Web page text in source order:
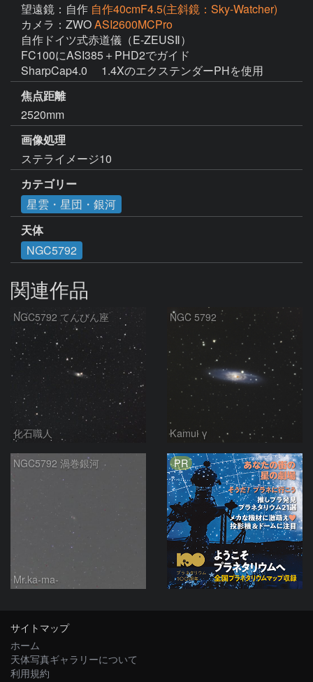
望遠鏡：自作 自作40cmF4.5(主斜鏡：Sky-Watcher)
カメラ：ZWOASI2600MCPro
自作ドイツ式赤道儀（E-ZEUSⅡ）
FC100にASI385＋PHD2でガイド
SharpCap4.0 　1.4XのエクステンダーPHを使用
焦点距離
2520mm
画像処理
ステライメージ10
カテゴリー
星雲・星団・銀河
天体
NGC5792
関連作品
NGC5792 てんびん座
化石職人
NGC 5792
Kamui γ
NGC5792 渦巻銀河
Mr.ka-ma-
PR
サイトマップ
ホーム
天体写真ギャラリーについて
利用規約